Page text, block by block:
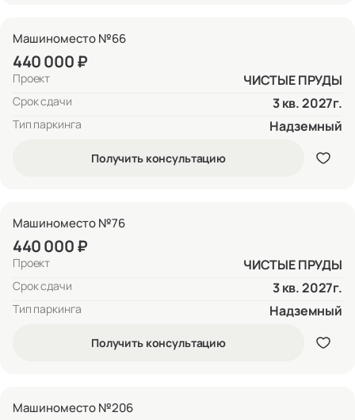
Машиноместо №66
440 000 ₽
Проект ЧИСТЫЕ ПРУДЫ
Срок сдачи 3 кв. 2027г.
Тип паркинга Надземный
Получить консультацию
Машиноместо №76
440 000 ₽
Проект ЧИСТЫЕ ПРУДЫ
Срок сдачи 3 кв. 2027г.
Тип паркинга Надземный
Получить консультацию
Машиноместо №206